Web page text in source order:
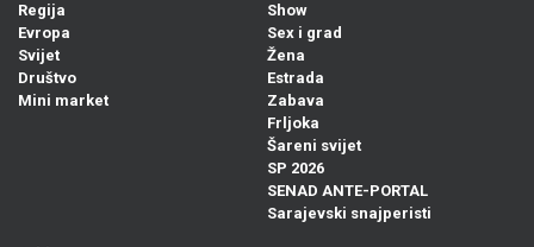
Regija
Evropa
Svijet
Društvo
Mini market
Show
Sex i grad
Žena
Estrada
Zabava
Frljoka
Šareni svijet
SP 2026
SENAD ANTE-PORTAL
Sarajevski snajperisti